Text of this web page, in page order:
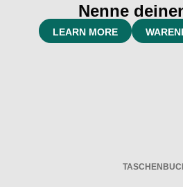
Nenne
LEARN MORE